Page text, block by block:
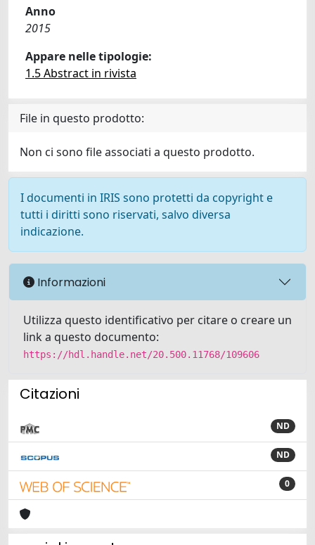
Anno
2015
Appare nelle tipologie:
1.5 Abstract in rivista
File in questo prodotto:
Non ci sono file associati a questo prodotto.
I documenti in IRIS sono protetti da copyright e
tutti i diritti sono riservati, salvo diversa
indicazione.
Informazioni
Utilizza questo identificativo per citare o creare un
link a questo documento:
https://hdl.handle.net/20.500.11768/109606
Citazioni
ND
ND
0